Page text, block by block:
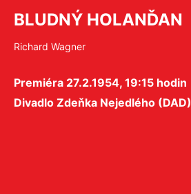
BLUDNÝ HOLANĎAN
Richard Wagner
Premiéra 27.2.1954, 19:15 hodin
Divadlo Zdeňka Nejedlého (DAD)